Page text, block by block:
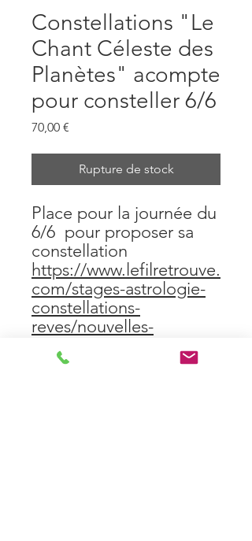
Constellations "Le
Chant Céleste des
Planètes" acompte
pour consteller 6/6
70,00 €
Rupture de stock
Place pour la journée du
6/6 pour proposer sa
constellation
https://www.lefilretrouve.
com/stages-astrologie-
constellations-
reves/nouvelles-
constellations-familiales-
par-lastrologie-paris12